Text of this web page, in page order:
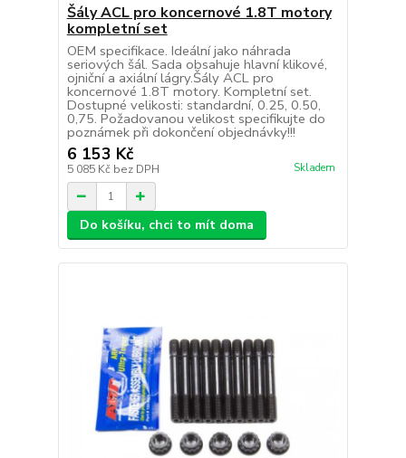
Šály ACL pro koncernové 1.8T motory
kompletní set
OEM specifikace. Ideální jako náhrada
seriových šál. Sada obsahuje hlavní klikové,
ojniční a axiální lágry.Šály ACL pro
koncernové 1.8T motory. Kompletní set.
Dostupné velikosti: standardní, 0.25, 0.50,
0,75. Požadovanou velikost specifikujte do
poznámek při dokončení objednávky!!!
6 153 Kč
5 085 Kč bez DPH Skladem
Do košíku, chci to mít doma